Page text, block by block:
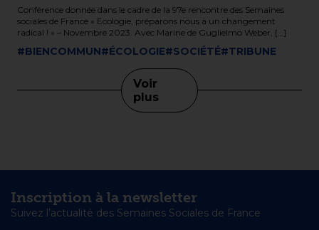
Conférence donnée dans le cadre de la 97e rencontre des Semaines
sociales de France « Ecologie, préparons nous à un changement
radical ! » – Novembre 2023. Avec Marine de Guglielmo Weber, […]
#BIENCOMMUN#ÉCOLOGIE#SOCIÉTÉ#TRIBUNE
Voir
plus
Inscription à la newsletter
Suivez l’actualité des Semaines Sociales de France